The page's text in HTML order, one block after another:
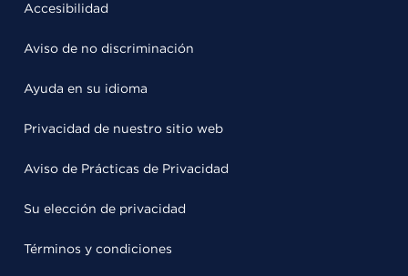
Accesibilidad
Aviso de no discriminación
Ayuda en su idioma
Privacidad de nuestro sitio web
Aviso de Prácticas de Privacidad
Su elección de privacidad
Términos y condiciones